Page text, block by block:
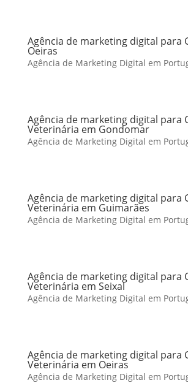
Agência de marketing digital para
Oeiras
Agência de Marketing Digital em
Agência de marketing digital para
Veterinária em Gondomar
Agência de Marketing Digital em
Agência de marketing digital para
Veterinária em Guimarães
Agência de Marketing Digital em
Agência de marketing digital para
Veterinária em Seixal
Agência de Marketing Digital em
Agência de marketing digital para
Veterinária em Oeiras
Agência de Marketing Digital em